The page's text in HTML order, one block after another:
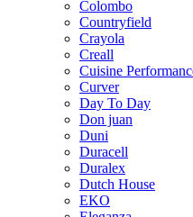
Colombo
Countryfield
Crayola
Creall
Cuisine
Curver
Day To Day
Don juan
Duni
Duracell
Duralex
Dutch House
EKO